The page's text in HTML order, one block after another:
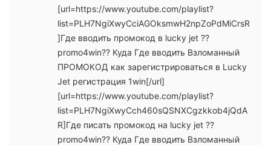
[url=https://www.youtube.com/playlist?
list=PLH7NgiXwyCciAGOksmwH2npZoPdMiCrsR
]Где вводить промокод в lucky jet ??
promo4win?? Куда Где вводить Взломанный
ПРОМОКОД как зарегистрироваться в Lucky
Jet регистрация 1win[/url]
[url=https://www.youtube.com/playlist?
list=PLH7NgiXwyCch460sQSNXCgzkkob4jQdA
R]Где писать промокод на lucky jet ??
promo4win?? Куда Где вводить Взломанный